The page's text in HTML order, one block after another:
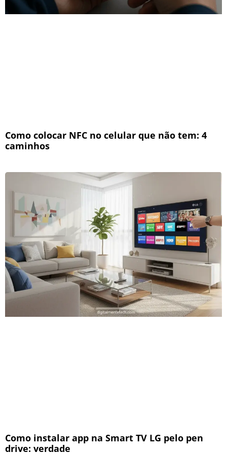
Como colocar NFC no celular que não tem: 4
caminhos
Como instalar app na Smart TV LG pelo pen
drive: verdade